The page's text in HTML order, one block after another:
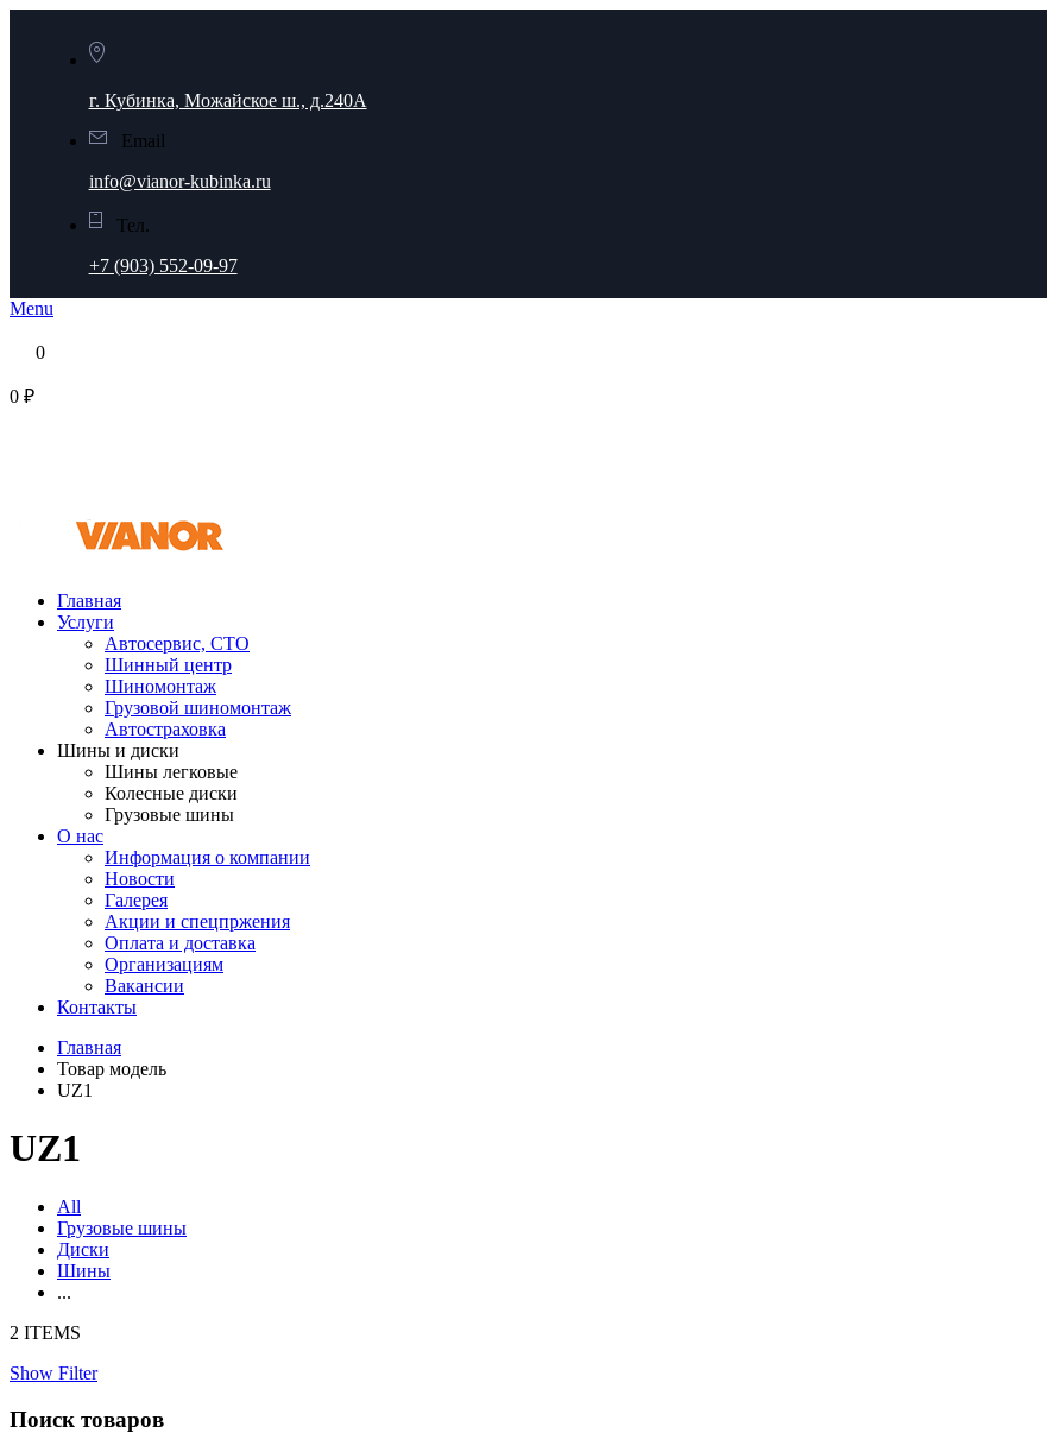
г. Кубинка, Можайское ш., д.240А
Email
info@vianor-kubinka.ru
Тел.
+7 (903) 552-09-97
Menu
0
0 ₽
Главная
Услуги
Автосервис, СТО
Шинный центр
Шиномонтаж
Грузовой шиномонтаж
Автостраховка
Шины и диски
Шины легковые
Колесные диски
Грузовые шины
О нас
Информация о компании
Новости
Галерея
Акции и спецпржения
Оплата и доставка
Организациям
Вакансии
Контакты
Главная
Товар модель
UZ1
UZ1
All
Грузовые шины
Диски
Шины
...
2 ITEMS
Show Filter
Поиск товаров